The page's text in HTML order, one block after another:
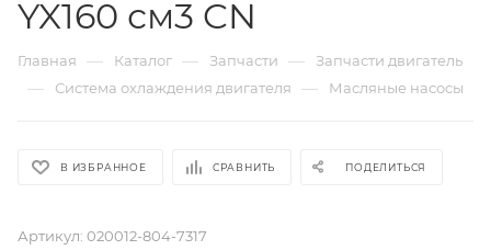
YX160 см3 CN
Главная — Каталог — Запчасти — Запчасти двигатель
— Система охлаждения двигателя — Масляные насосы
В ИЗБРАННОЕ СРАВНИТЬ ПОДЕЛИТЬСЯ
Артикул: 020012-804-7317